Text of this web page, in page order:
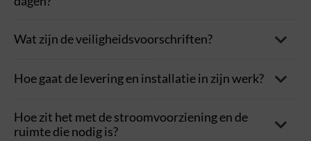
contact
Wat zijn de veiligheidsvoorschriften?
Hoe gaat de levering en installatie in zijn werk?
Hoe zit het met de stroomvoorziening en de
ruimte die nodig is?